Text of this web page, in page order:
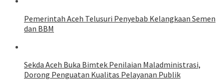
Pemerintah Aceh Telusuri Penyebab Kelangkaan Semen
dan BBM
Sekda Aceh Buka Bimtek Penilaian Maladministrasi,
Dorong Penguatan Kualitas Pelayanan Publik